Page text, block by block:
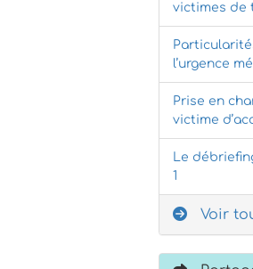
victimes de
l’urgence
Prise en
victime
Le
1
Voir